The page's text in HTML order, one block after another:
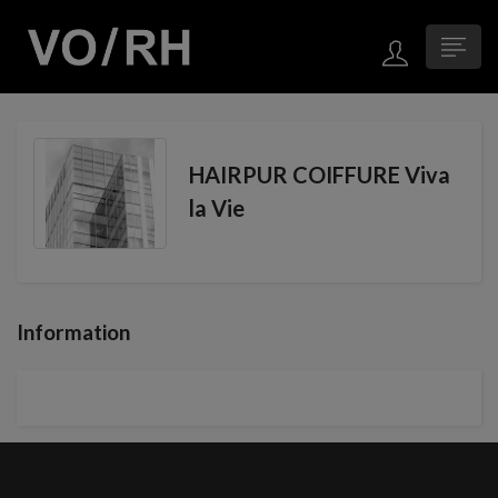
HAIRPUR COIFFURE Viva
la Vie
Information